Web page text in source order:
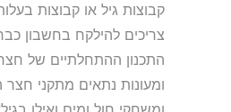
קבוצות גיל או קבוצות
צריכים להילקח בחשבון
התכנון ההתחלתיים של חצר
ומעונות נתאים מתקני חצר